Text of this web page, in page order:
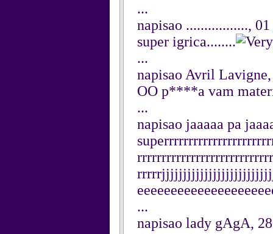
...
napisao .................,
super igrica........
...
napisao Avril
OO p****a vam
...
napisao jaaaaa pa
...
napisao lady gAgA,